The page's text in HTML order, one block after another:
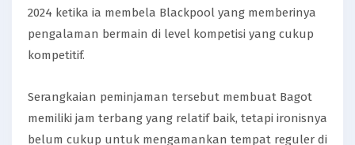
2024 ketika ia membela Blackpool yang memberinya
pengalaman bermain di level kompetisi yang cukup
kompetitif.
Serangkaian peminjaman tersebut membuat Bagot
memiliki jam terbang yang relatif baik, tetapi ironisnya
belum cukup untuk mengamankan tempat reguler di